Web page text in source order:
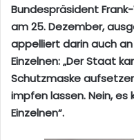
Bundespräsident
am 25. Dezember,
appelliert darin auch
Einzelnen: „Der Staat
Schutzmaske
impfen lassen. Nein,
Einzelnen“.